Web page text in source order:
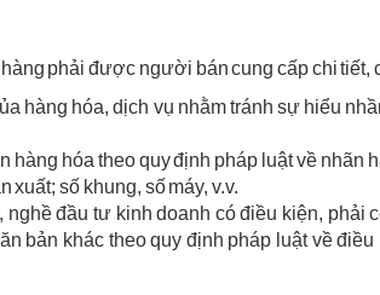
phải được người bán cung cấp chi tiết,
hàng hóa, dịch vụ nhằm tránh sự hiểu
hàng hóa theo quy định pháp luật về nhãn
xuất; số khung, số máy, v.v.
đầu tư kinh doanh có điều kiện, phải
bản khác theo quy định pháp luật về